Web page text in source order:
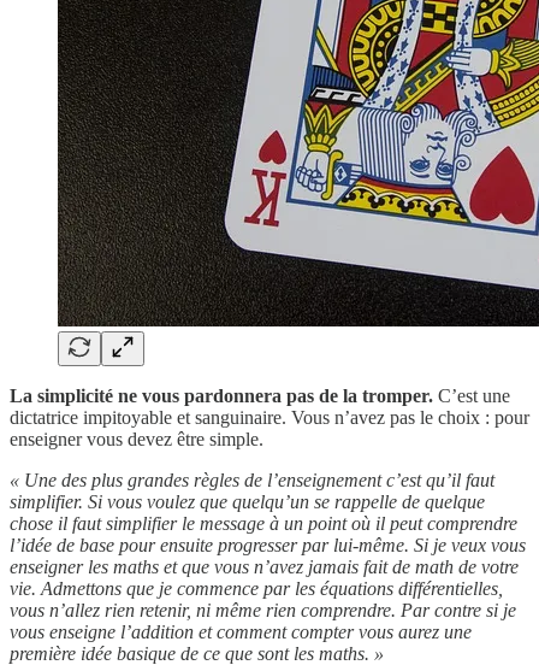
La simplicité ne vous pardonnera pas de la tromper. C’est une
dictatrice impitoyable et sanguinaire. Vous n’avez pas le choix : pour
enseigner vous devez être simple.
« Une des plus grandes règles de l’enseignement c’est qu’il faut
simplifier. Si vous voulez que quelqu’un se rappelle de quelque
chose il faut simplifier le message à un point où il peut comprendre
l’idée de base pour ensuite progresser par lui-même. Si je veux vous
enseigner les maths et que vous n’avez jamais fait de math de votre
vie. Admettons que je commence par les équations différentielles,
vous n’allez rien retenir, ni même rien comprendre. Par contre si je
vous enseigne l’addition et comment compter vous aurez une
première idée basique de ce que sont les maths. »